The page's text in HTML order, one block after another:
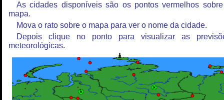
As cidades disponíveis são os pontos vermelhos
mapa.
Mova o rato sobre o mapa para ver o nome da cidade.
Depois clique no ponto para visualizar as
meteorológicas.